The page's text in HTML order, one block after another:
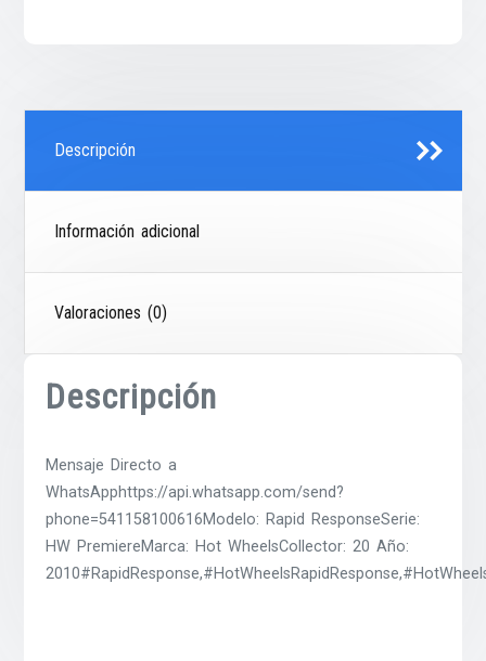
Descripción
Información adicional
Valoraciones (0)
Descripción
Mensaje Directo a
WhatsApphttps://api.whatsapp.com/send?
phone=541158100616Modelo: Rapid ResponseSerie:
HW PremiereMarca: Hot WheelsCollector: 20 Año: